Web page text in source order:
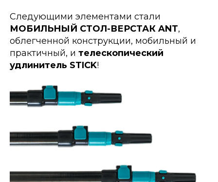
Следующими элементами стали
МОБИЛЬНЫЙ СТОЛ-ВЕРСТАК ANT,
облегченной конструкции, мобильный и
практичный, и телескопический
удлинитель STICK!